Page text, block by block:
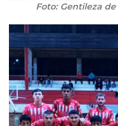
Foto: Gentileza de